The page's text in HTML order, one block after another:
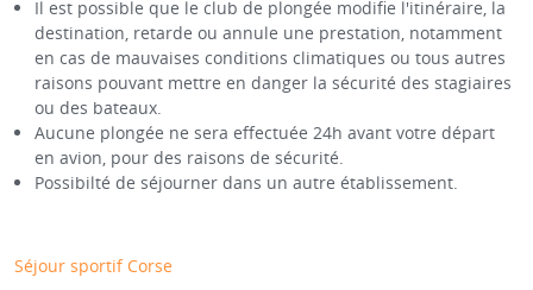
Il est possible que le club de plongée modifie l'itinéraire, la
destination, retarde ou annule une prestation, notamment
en cas de mauvaises conditions climatiques ou tous autres
raisons pouvant mettre en danger la sécurité des stagiaires
ou des bateaux.
Aucune plongée ne sera effectuée 24h avant votre départ
en avion, pour des raisons de sécurité.
Possibilté de séjourner dans un autre établissement.
Séjour sportif Corse